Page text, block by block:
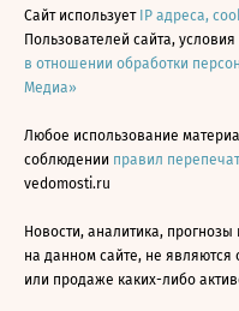
Сайт использует IP адреса,
Пользователей сайта,
в отношении обработки
Медиа»
Любое использование
соблюдении правил
vedomosti.ru
Новости, аналитика,
на данном сайте, не
или продаже каких-либо